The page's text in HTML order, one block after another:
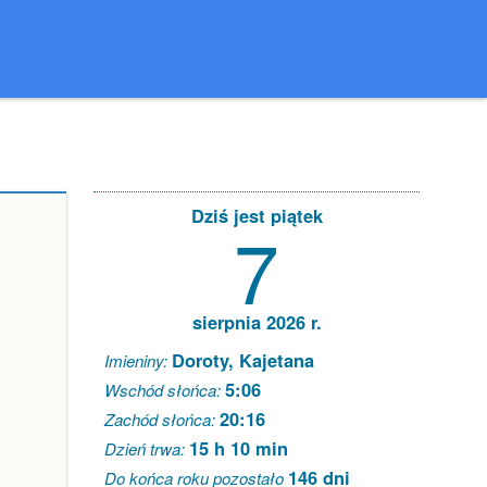
Dziś jest piątek
7
sierpnia 2026 r.
Imieniny: Doroty, Kajetana
Wschód słońca:5:06
Zachód słońca:20:16
Dzień trwa: 15 h 10 min
Do końca roku pozostało 146 dni